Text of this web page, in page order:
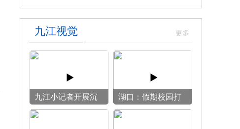
勇出席
九江视觉
九江小记者开展沉
浸式媒介实训
湖口：假期校园打
开“方便门” 群众